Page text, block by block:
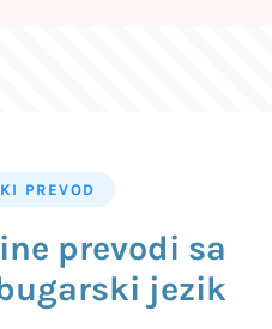
PREVOD
prevodi sa
jezik